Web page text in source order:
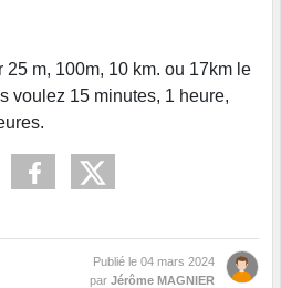
m, 100m, 10 km. ou 17km le
voulez 15 minutes, 1 heure,
Publié le 04 mars 2024
par Jérôme MAGNIER